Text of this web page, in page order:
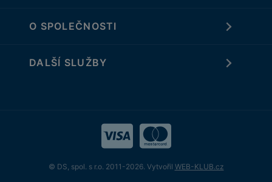
O SPOLEČNOSTI
DALŠÍ SLUŽBY
© DS, spol. s r.o. 2011-2026. Vytvořil WEB-KLUB.cz